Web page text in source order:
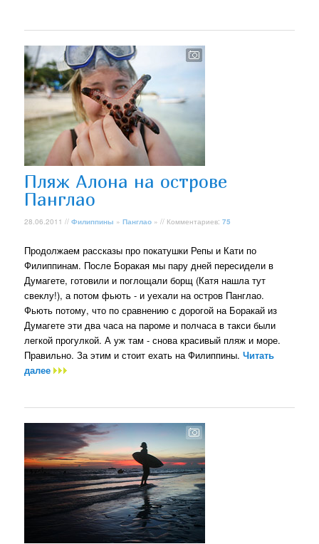
Пляж Алона на острове
Панглао
28.06.2011 //Филиппины »Панглао » // Комментариев:75
Продолжаем рассказы про покатушки Репы и Кати по
Филиппинам. После Боракая мы пару дней пересидели в
Думагете, готовили и поглощали борщ (Катя нашла тут
свеклу!), а потом фьють - и уехали на остров Панглао.
Фьють потому, что по сравнению с дорогой на Боракай из
Думагете эти два часа на пароме и полчаса в такси были
легкой прогулкой. А уж там - снова красивый пляж и море.
Правильно. За этим и стоит ехать на Филиппины.Читать
далее